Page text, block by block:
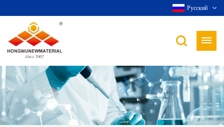
Русский